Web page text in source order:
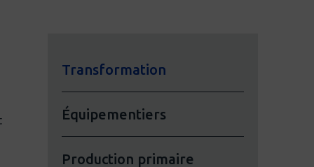
Transformation
Équipementiers
Production primaire